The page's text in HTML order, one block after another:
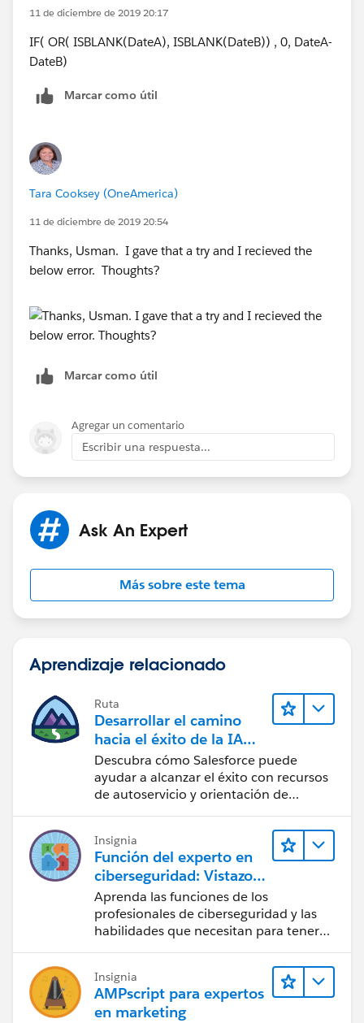
11 de diciembre de 2019 20:17
IF( OR( ISBLANK(DateA), ISBLANK(DateB)) , 0, DateA-
DateB)
Marcar como útil
Tara Cooksey (OneAmerica)
11 de diciembre de 2019 20:54
Thanks, Usman. I gave that a try and I recieved the
below error. Thoughts?
Marcar como útil
Agregar un comentario
Escribir una respuesta...
Ask An Expert
Más sobre este tema
Aprendizaje relacionado
Ruta
Desarrollar el camino
hacia el éxito de la IA
con Salesforce
Descubra cómo Salesforce puede
ayudar a alcanzar el éxito con recursos
de autoservicio y orientación de
Insignia
Función del experto en
ciberseguridad: Vistazo
rápido
Aprenda las funciones de los
profesionales de ciberseguridad y las
habilidades que necesitan para tener
Insignia
AMPscript para expertos
en marketing